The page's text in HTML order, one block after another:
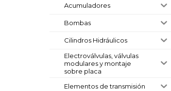
Acumuladores
Bombas
Cilindros Hidráulicos
Electroválvulas, válvulas
modulares y montaje
sobre placa
Elementos de transmisión